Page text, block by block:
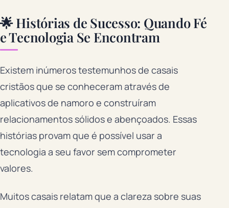
🌟 Histórias de Sucesso: Quando Fé
e Tecnologia Se Encontram
Existem inúmeros testemunhos de casais
cristãos que se conheceram através de
aplicativos de namoro e construíram
relacionamentos sólidos e abençoados. Essas
histórias provam que é possível usar a
tecnologia a seu favor sem comprometer
valores.
Muitos casais relatam que a clareza sobre suas